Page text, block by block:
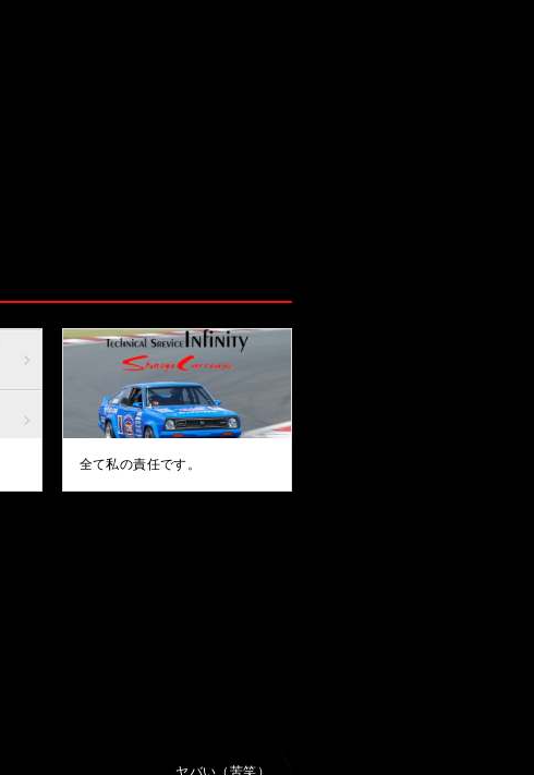
全て私の責任です。
ヤバい（苦笑）